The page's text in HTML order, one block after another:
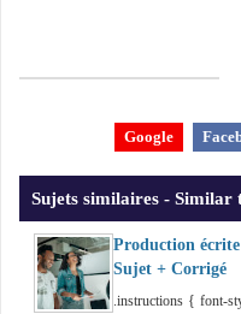
Google
Sujets similaires - Similar
Production
Sujet + Corrigé
.instructions { font-